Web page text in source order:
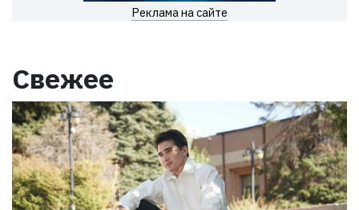
Реклама на сайте
Свежее